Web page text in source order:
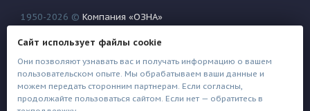
1950-2026 © Компания «ОЗНА»
Конфиденциальность
Условия использования
Файлы техподдержки
Сайт использует файлы cookie
Они позволяют узнавать вас и получать информацию о вашем
пользовательском опыте. Мы обрабатываем ваши данные и
можем передать сторонним партнерам. Если согласны,
продолжайте пользоваться сайтом. Если нет — обратитесь в